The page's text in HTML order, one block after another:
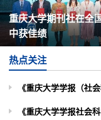
重庆大学期刊社在全
中获佳绩
热点关注
《重庆大学学报社会